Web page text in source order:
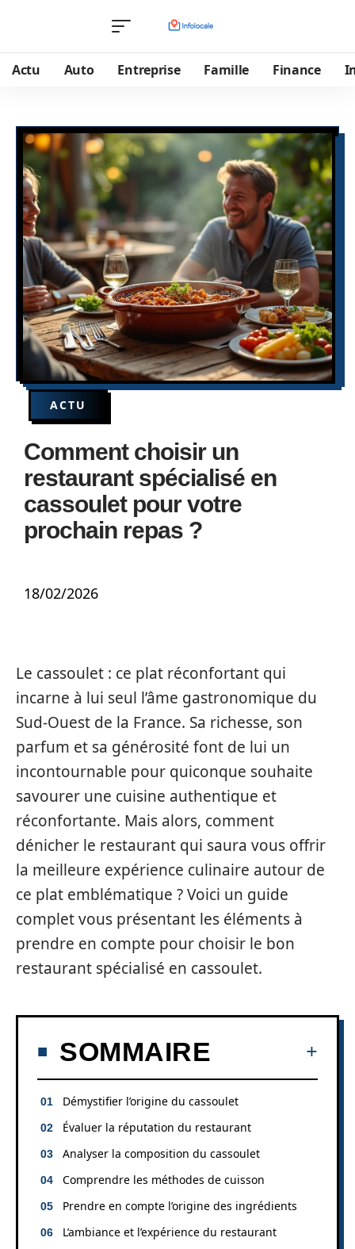
Actu Auto Entreprise Famille Finance
ACTU
Comment choisir un
restaurant spécialisé en
cassoulet pour votre
prochain repas ?
18/02/2026
Le cassoulet : ce plat réconfortant qui
incarne à lui seul l’âme gastronomique du
Sud-Ouest de la France. Sa richesse, son
parfum et sa générosité font de lui un
incontournable pour quiconque souhaite
savourer une cuisine authentique et
réconfortante. Mais alors, comment
dénicher le restaurant qui saura vous offrir
la meilleure expérience culinaire autour de
ce plat emblématique ? Voici un guide
complet vous présentant les éléments à
prendre en compte pour choisir le bon
restaurant spécialisé en cassoulet.
SOMMAIRE
Démystifier l’origine du cassoulet
Évaluer la réputation du restaurant
Analyser la composition du cassoulet
Comprendre les méthodes de cuisson
Prendre en compte l’origine des ingrédients
L’ambiance et l’expérience du restaurant